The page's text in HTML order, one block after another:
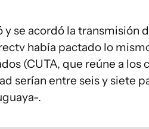
y se acordó la transmisión
había pactado lo
(CUTA, que reúne a
serían entre seis y siete
.